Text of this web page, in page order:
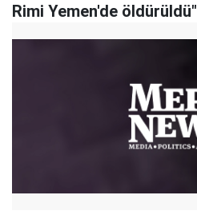
Rimi Yemen'de öldürüldü"